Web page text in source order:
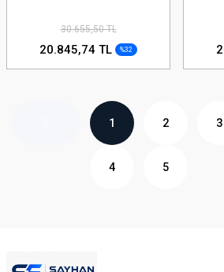
30.655,50 TL
20.845,74 TL %32
1 2 3
4 5